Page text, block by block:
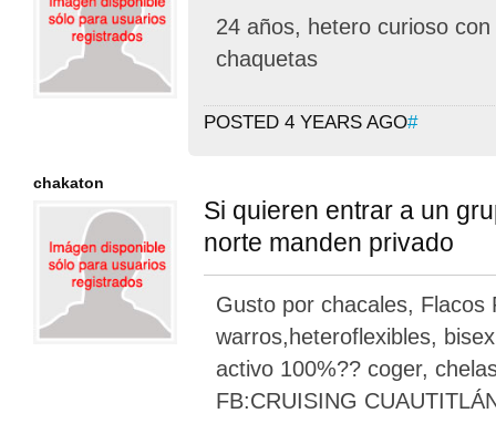
24 años, hetero curioso
chaquetas
POSTED 4 YEARS AGO#
chakaton
Si quieren entrar a un
norte manden privado
Gusto por chacales, Flacos
warros,heteroflexibles,
activo 100%?? coger,
FB:CRUISING